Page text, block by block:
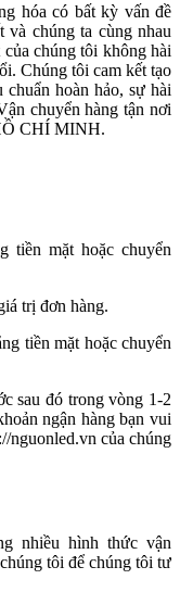
hóa có bất kỳ vấn đề
và chúng ta cùng nhau
chúng tôi không hài
Chúng tôi cam kết tạo
hoàn hảo, sự hài
chuyển hàng tận nơi
CHÍ MINH.
tiền mặt hoặc chuyển
trị đơn hàng.
tiền mặt hoặc chuyển
sau đó trong vòng 1-2
ngận hàng bạn vui
nguonled.vn của chúng
nhiều hình thức vận
tôi để chúng tôi tư